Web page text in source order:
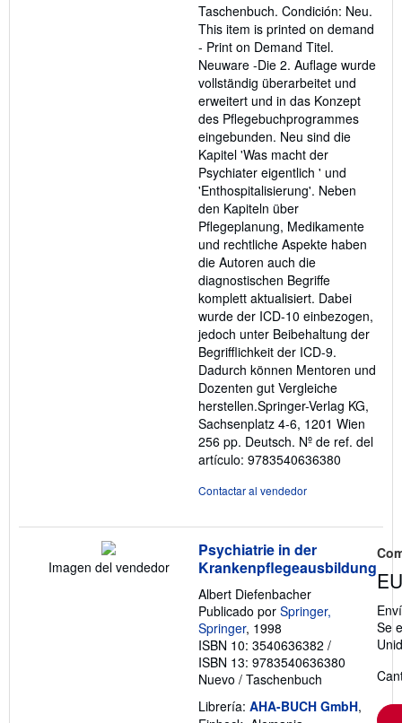
estrellas
Taschenbuch. Condición: Neu.
This item is printed on demand
- Print on Demand Titel.
Neuware -Die 2. Auflage wurde
vollständig überarbeitet und
erweitert und in das Konzept
des Pflegebuchprogrammes
eingebunden. Neu sind die
Kapitel 'Was macht der
Psychiater eigentlich ' und
'Enthospitalisierung'. Neben
den Kapiteln über
Pflegeplanung, Medikamente
und rechtliche Aspekte haben
die Autoren auch die
diagnostischen Begriffe
komplett aktualisiert. Dabei
wurde der ICD-10 einbezogen,
jedoch unter Beibehaltung der
Begrifflichkeit der ICD-9.
Dadurch können Mentoren und
Dozenten gut Vergleiche
herstellen.Springer-Verlag KG,
Sachsenplatz 4-6, 1201 Wien
256 pp. Deutsch. Nº de ref. del
artículo: 9783540636380
Contactar al vendedor
Imagen del vendedor
Psychiatrie in der
Krankenpflegeausbildung
Albert Diefenbacher
Publicado por Springer,
Springer, 1998
ISBN 10: 3540636382 /
ISBN 13: 9783540636380
Nuevo / Taschenbuch
Librería: AHA-BUCH GmbH,
Se